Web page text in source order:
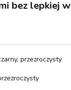
bez lepkiej
przezroczysty